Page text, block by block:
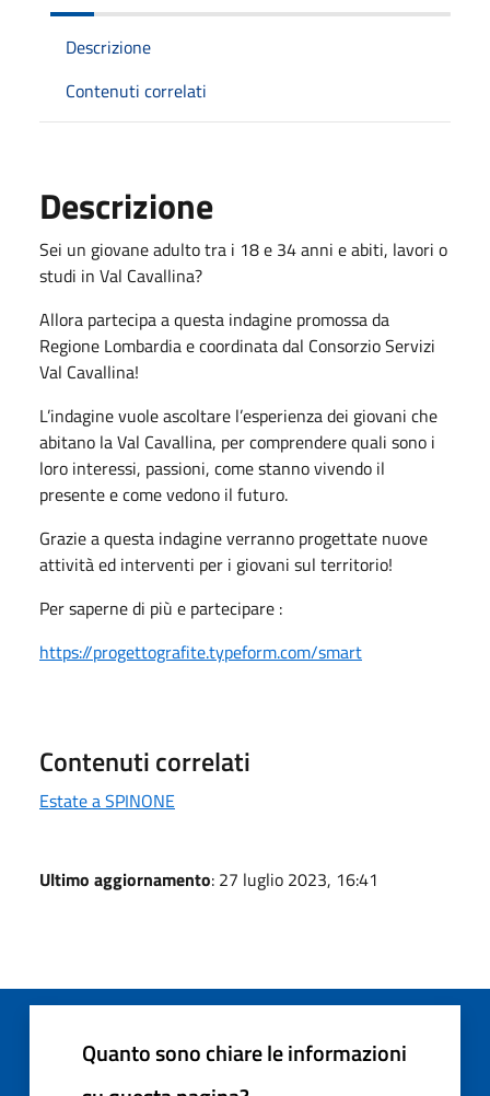
Descrizione
Contenuti correlati
Descrizione
Sei un giovane adulto tra i 18 e 34 anni e abiti, lavori o
studi in Val Cavallina?
Allora partecipa a questa indagine promossa da
Regione Lombardia e coordinata dal Consorzio Servizi
Val Cavallina!
L’indagine vuole ascoltare l’esperienza dei giovani che
abitano la Val Cavallina, per comprendere quali sono i
loro interessi, passioni, come stanno vivendo il
presente e come vedono il futuro.
Grazie a questa indagine verranno progettate nuove
attività ed interventi per i giovani sul territorio!
Per saperne di più e partecipare :
https://progettografite.typeform.com/smart
Contenuti correlati
Estate a SPINONE
Ultimo aggiornamento: 27 luglio 2023, 16:41
Quanto sono chiare le informazioni